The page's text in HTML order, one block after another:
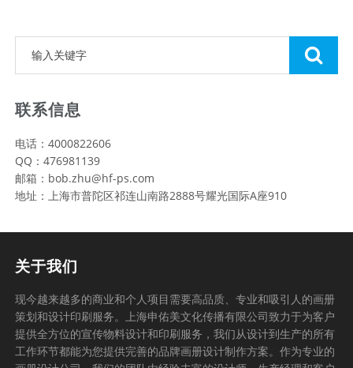
联系信息
电话：4000822606
QQ：476981139
邮箱：bob.zhu@hf-ps.com
地址：上海市普陀区祁连山南路2888号耀光国际A座910
关于我们
现今越来越多的商业和个人项目需要高品质、专业和吸引人的画册
策划和设计印刷服务。上海申佑美文化传播有限公司致力于为客户
提供全方位的宣传物料设计和印刷服务，我们从设计到生产的所有
工作环节都能为您提供完善的品牌画册设计制作方案。作为专业的